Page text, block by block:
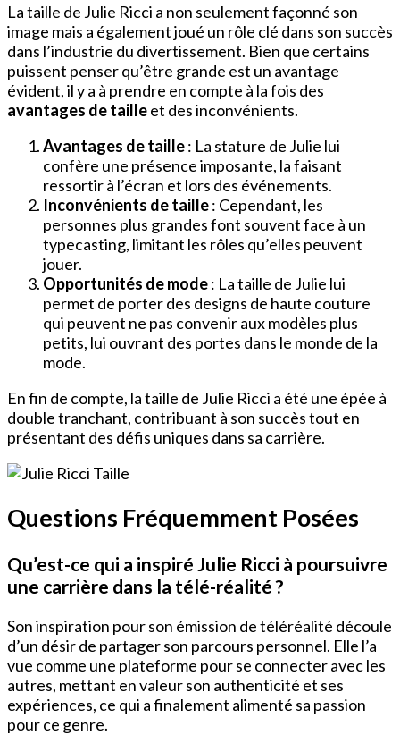
La taille de Julie Ricci a non seulement façonné son
image mais a également joué un rôle clé dans son succès
dans l’industrie du divertissement. Bien que certains
puissent penser qu’être grande est un avantage
évident, il y a à prendre en compte à la fois des
avantages de tailleet des inconvénients.
Avantages de taille: La stature de Julie lui
confère une présence imposante, la faisant
ressortir à l’écran et lors des événements.
Inconvénients de taille: Cependant, les
personnes plus grandes font souvent face à un
typecasting, limitant les rôles qu’elles peuvent
jouer.
Opportunités de mode: La taille de Julie lui
permet de porter des designs de haute couture
qui peuvent ne pas convenir aux modèles plus
petits, lui ouvrant des portes dans le monde de la
mode.
En fin de compte, la taille de Julie Ricci a été une épée à
double tranchant, contribuant à son succès tout en
présentant des défis uniques dans sa carrière.
Questions Fréquemment Posées
Qu’est-ce qui a inspiré Julie Ricci à poursuivre
une carrière dans la télé-réalité ?
Son inspiration pour son émission de téléréalité découle
d’un désir de partager son parcours personnel. Elle l’a
vue comme une plateforme pour se connecter avec les
autres, mettant en valeur son authenticité et ses
expériences, ce qui a finalement alimenté sa passion
pour ce genre.